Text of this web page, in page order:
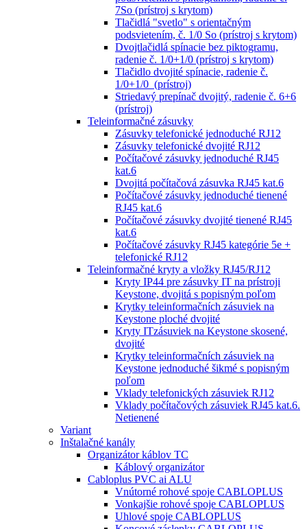
7So (prístroj s krytom)
Tlačidlá "svetlo" s orientačným
podsvietením, č. 1/0 So (prístroj s krytom)
Dvojtlačidlá spínacie bez piktogramu,
radenie č. 1/0+1/0 (prístroj s krytom)
Tlačidlo dvojité spínacie, radenie č.
1/0+1/0 (prístroj)
Striedavý prepínač dvojitý, radenie č. 6+6
(prístroj)
Teleinformačné zásuvky
Zásuvky telefonické jednoduché RJ12
Zásuvky telefonické dvojité RJ12
Počítačové zásuvky jednoduché RJ45
kat.6
Dvojitá počítačová zásuvka RJ45 kat.6
Počítačové zásuvky jednoduché tienené
RJ45 kat.6
Počítačové zásuvky dvojité tienené RJ45
kat.6
Počítačové zásuvky RJ45 kategórie 5e +
telefonické RJ12
Teleinformačné kryty a vložky RJ45/RJ12
Kryty IP44 pre zásuvky IT na prístroji
Keystone, dvojitá s popisným poľom
Krytky teleinformačních zásuviek na
Keystone ploché dvojité
Kryty ITzásuviek na Keystone skosené,
dvojité
Krytky teleinformačních zásuviek na
Keystone jednoduché šikmé s popisným
poľom
Vklady telefonických zásuviek RJ12
Vklady počítačových zásuviek RJ45 kat.6.
Netienené
Variant
Inštalačné kanály
Organizátor káblov TC
Káblový organizátor
Cabloplus PVC ai ALU
Vnútorné rohové spoje CABLOPLUS
Vonkajšie rohové spoje CABLOPLUS
Uhlové spoje CABLOPLUS